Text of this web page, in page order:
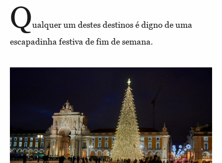
Qualquer um destes destinos é digno de uma
escapadinha festiva de fim de semana.